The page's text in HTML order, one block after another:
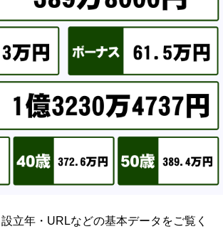
立年・URLなどの基本データをご覧く